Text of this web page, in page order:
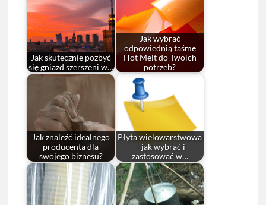
Jak skutecznie pozbyć
się gniazd szerszeni w…
Jak wybrać
odpowiednią taśmę
Hot Melt do Twoich
potrzeb?
Jak znaleźć idealnego
producenta dla
swojego biznesu?
Płyta wielowarstwowa
– jak wybrać i
zastosować w…